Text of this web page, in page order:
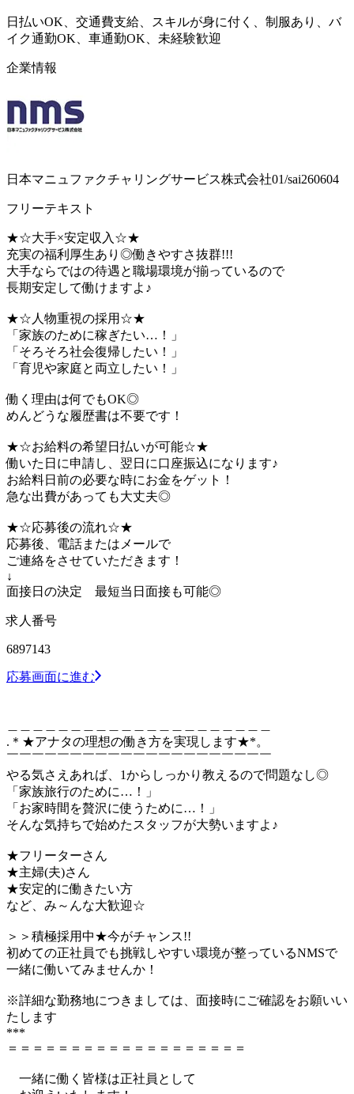
日払いOK、交通費支給、スキルが身に付く、制服あり、バ
イク通勤OK、車通勤OK、未経験歓迎
企業情報
日本マニュファクチャリングサービス株式会社01/sai260604
フリーテキスト
★☆大手×安定収入☆★
充実の福利厚生あり◎働きやすさ抜群!!!
大手ならではの待遇と職場環境が揃っているので
長期安定して働けますよ♪
★☆人物重視の採用☆★
「家族のために稼ぎたい…！」
「そろそろ社会復帰したい！」
「育児や家庭と両立したい！」
働く理由は何でもOK◎
めんどうな履歴書は不要です！
★☆お給料の希望日払いが可能☆★
働いた日に申請し、翌日に口座振込になります♪
お給料日前の必要な時にお金をゲット！
急な出費があっても大丈夫◎
★☆応募後の流れ☆★
応募後、電話またはメールで
ご連絡をさせていただきます！
↓
面接日の決定 最短当日面接も可能◎
求人番号
6897143
応募画面に進む
.＊★アナタの理想の働き方を実現します★*。
￣￣￣￣￣￣￣￣￣￣￣￣￣￣￣￣￣￣￣￣￣
やる気さえあれば、1からしっかり教えるので問題なし◎
「家族旅行のために…！」
「お家時間を贅沢に使うために…！」
そんな気持ちで始めたスタッフが大勢いますよ♪
★フリーターさん
★主婦(夫)さん
★安定的に働きたい方
など、み～んな大歓迎☆
＞＞積極採用中★今がチャンス!!
初めての正社員でも挑戦しやすい環境が整っているNMSで
一緒に働いてみませんか！
※詳細な勤務地につきましては、面接時にご確認をお願いい
たします
***
＝＝＝＝＝＝＝＝＝＝＝＝＝＝＝＝＝＝＝
一緒に働く皆様は正社員として